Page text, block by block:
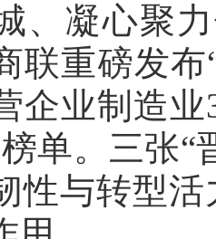
、凝心聚
联重磅发布
企业制造业
单。三张
性与转型